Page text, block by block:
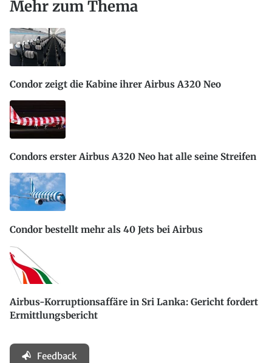
Mehr zum Thema
Condor zeigt die Kabine ihrer Airbus A320 Neo
Condors erster Airbus A320 Neo hat alle seine Streifen
Condor bestellt mehr als 40 Jets bei Airbus
Airbus-Korruptionsaffäre in Sri Lanka: Gericht fordert
Ermittlungsbericht
Feedback